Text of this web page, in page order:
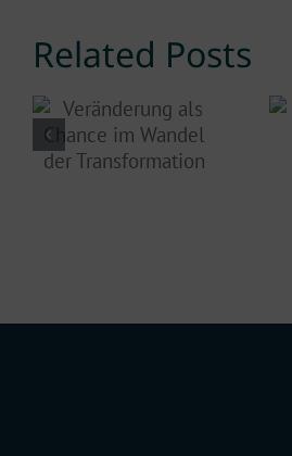
Related Posts
Veränderung
als Chance
im Wandel
der